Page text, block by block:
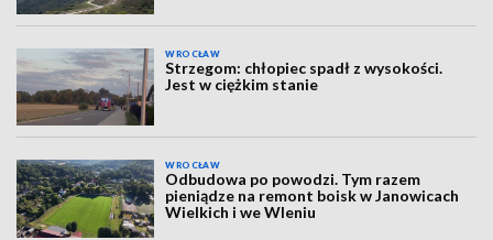
WROCŁAW
Strzegom: chłopiec spadł z wysokości.
Jest w ciężkim stanie
WROCŁAW
Odbudowa po powodzi. Tym razem
pieniądze na remont boisk w Janowicach
Wielkich i we Wleniu